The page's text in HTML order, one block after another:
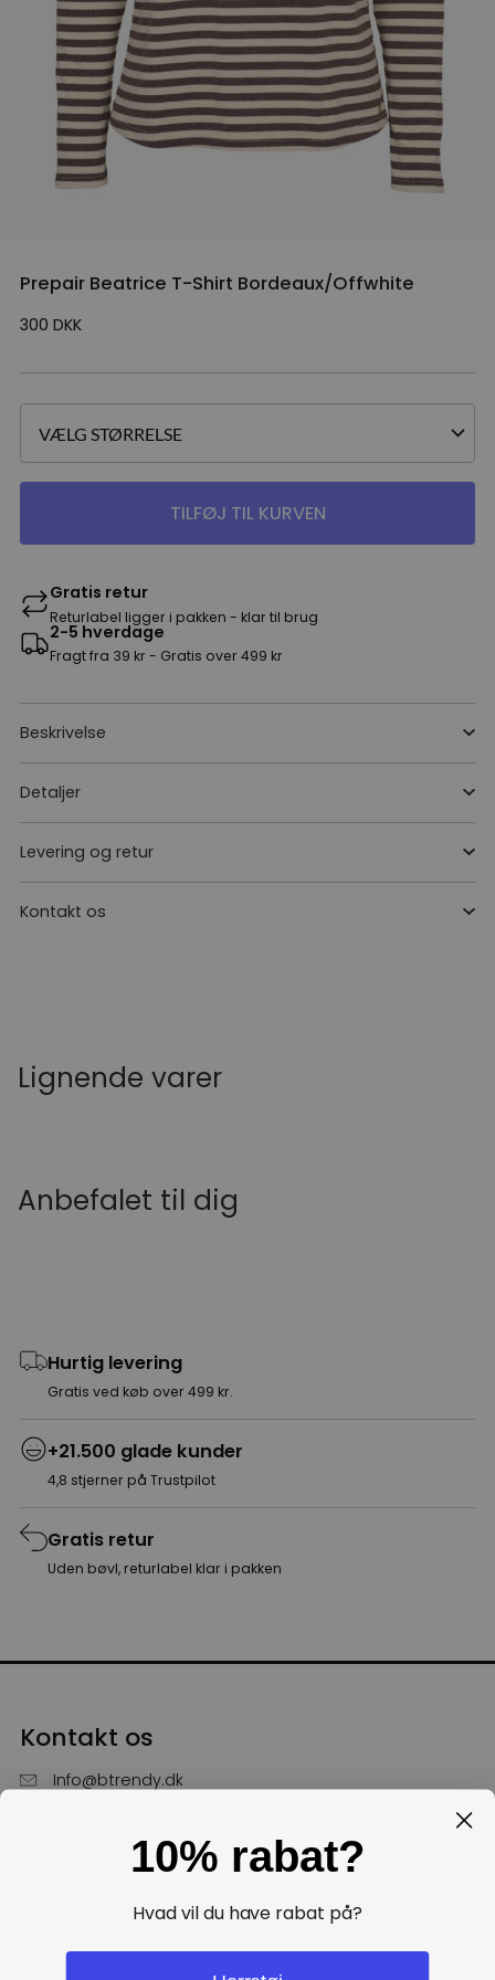
Prepair Beatrice T-Shirt Bordeaux/Offwhite
300 DKK
TILFØJ TIL KURVEN
Gratis retur
Returlabel ligger i pakken - klar til brug
2-5 hverdage
Fragt fra 39 kr - Gratis over 499 kr
Beskrivelse
Detaljer
Levering og retur
Kontakt os
Lignende varer
Anbefalet til dig
Hurtig levering
Gratis ved køb over 499 kr.
+21.500 glade kunder
4,8 stjerner på Trustpilot
Gratis retur
Uden bøvl, returlabel klar i pakken
Kontakt os
Info@btrendy.dk
Hverdage fra kl. 10 - 16
10% rabat?
Hvad vil du have rabat på?